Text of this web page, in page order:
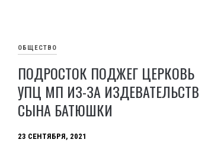
ОБЩЕСТВО
ПОДРОСТОК ПОДЖЕГ ЦЕРКОВЬ
УПЦ МП ИЗ-ЗА ИЗДЕВАТЕЛЬСТВ
СЫНА БАТЮШКИ
23 СЕНТЯБРЯ, 2021